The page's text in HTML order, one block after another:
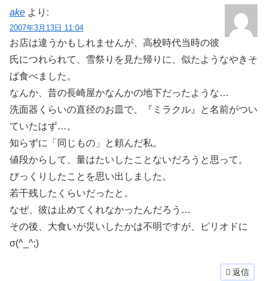
ake より:
2007年3月13日 11:04
お店は違うかもしれませんが、高校時代当時の彼
氏につれられて、雪祭りを見た帰りに、似たようなやきそ
ば食べました。
なんか、昔の長崎屋かなんかの地下だったような…
洗面器くらいの直径のお皿で、『ミラクル』と名前がつい
ていたはず…。
知らずに「同じもの」と頼んだ私。
値段からして、量はたいしたことないだろうと思って。
びっくりしたことを思い出しました。
若干残したくらいだったと。
なぜ、彼は止めてくれなかったんだろう…
その後、大食いが災いしたかは不明ですが、ピリオドに
σ(^_^;)
返信